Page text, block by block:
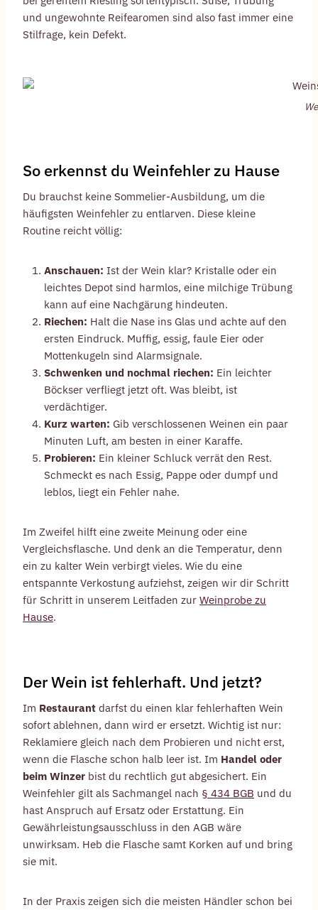
und ungewohnte Reifearomen sind also fast immer eine
Stilfrage, kein Defekt.
So erkennst du Weinfehler zu Hause
Du brauchst keine Sommelier-Ausbildung, um die
häufigsten Weinfehler zu entlarven. Diese kleine
Routine reicht völlig:
Anschauen: Ist der Wein klar? Kristalle oder ein
leichtes Depot sind harmlos, eine milchige Trübung
kann auf eine Nachgärung hindeuten.
Riechen: Halt die Nase ins Glas und achte auf den
ersten Eindruck. Muffig, essig, faule Eier oder
Mottenkugeln sind Alarmsignale.
Schwenken und nochmal riechen: Ein leichter
Böckser verfliegt jetzt oft. Was bleibt, ist
verdächtiger.
Kurz warten: Gib verschlossenen Weinen ein paar
Minuten Luft, am besten in einer Karaffe.
Probieren: Ein kleiner Schluck verrät den Rest.
Schmeckt es nach Essig, Pappe oder dumpf und
leblos, liegt ein Fehler nahe.
Im Zweifel hilft eine zweite Meinung oder eine
Vergleichsflasche. Und denk an die Temperatur, denn
ein zu kalter Wein verbirgt vieles. Wie du eine
entspannte Verkostung aufziehst, zeigen wir dir Schritt
für Schritt in unserem Leitfaden zur Weinprobe zu
Hause.
Der Wein ist fehlerhaft. Und jetzt?
Im Restaurant darfst du einen klar fehlerhaften Wein
sofort ablehnen, dann wird er ersetzt. Wichtig ist nur:
Reklamiere gleich nach dem Probieren und nicht erst,
wenn die Flasche schon halb leer ist. Im Handel oder
beim Winzer bist du rechtlich gut abgesichert. Ein
Weinfehler gilt als Sachmangel nach § 434 BGB und du
hast Anspruch auf Ersatz oder Erstattung. Ein
Gewährleistungsausschluss in den AGB wäre
unwirksam. Heb die Flasche samt Korken auf und bring
sie mit.
In der Praxis zeigen sich die meisten Händler schon bei